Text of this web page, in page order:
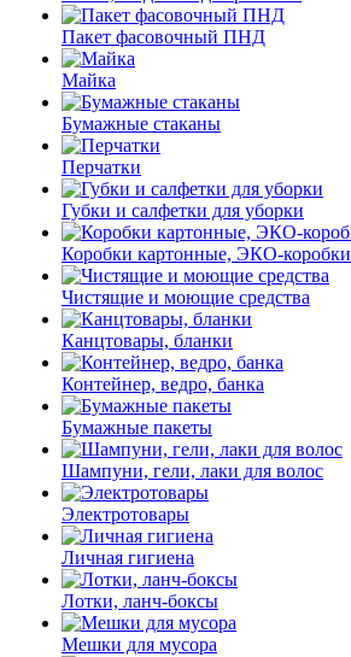
Пакет фасовочный ПНД
Майка
Бумажные стаканы
Перчатки
Губки и салфетки для уборки
Коробки картонные, ЭКО-коробки
Чистящие и моющие средства
Канцтовары, бланки
Контейнер, ведро, банка
Бумажные пакеты
Шампуни, гели, лаки для волос
Электротовары
Личная гигиена
Лотки, ланч-боксы
Мешки для мусора